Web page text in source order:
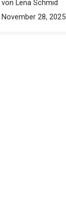
von Lena Schmid
November 28, 2025